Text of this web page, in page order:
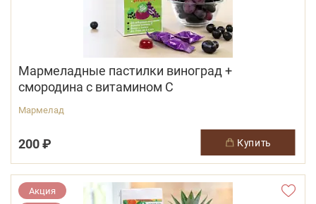
Мармеладные пастилки виноград +
смородина с витамином С
Мармелад
200 ₽ купить
Акция